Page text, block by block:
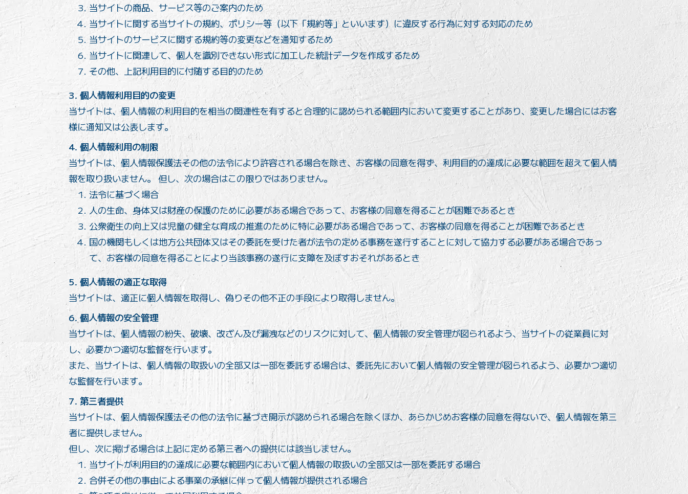
当サイトの商品、サービス等のご案内のため
当サイトに関する当サイトの規約、ポリシー等（以下「規約等」といいます）に違反する行為に対する対応のため
当サイトのサービスに関する規約等の変更などを通知するため
当サイトに関連して、個人を識別できない形式に加工した統計データを作成するため
その他、上記利用目的に付随する目的のため
3. 個人情報利用目的の変更
当サイトは、個人情報の利用目的を相当の関連性を有すると合理的に認められる範囲内において変更することがあり、変更した場合にはお客
様に通知又は公表します。
4. 個人情報利用の制限
当サイトは、個人情報保護法その他の法令により許容される場合を除き、お客様の同意を得ず、利用目的の達成に必要な範囲を超えて個人情
報を取り扱いません。 但し、次の場合はこの限りではありません。
法令に基づく場合
人の生命、身体又は財産の保護のために必要がある場合であって、お客様の同意を得ることが困難であるとき
公衆衛生の向上又は児童の健全な育成の推進のために特に必要がある場合であって、お客様の同意を得ることが困難であるとき
国の機関もしくは地方公共団体又はその委託を受けた者が法令の定める事務を遂行することに対して協力する必要がある場合であっ
て、お客様の同意を得ることにより当該事務の遂行に支障を及ぼすおそれがあるとき
5. 個人情報の適正な取得
当サイトは、適正に個人情報を取得し、偽りその他不正の手段により取得しません。
6. 個人情報の安全管理
当サイトは、個人情報の紛失、破壊、改ざん及び漏洩などのリスクに対して、個人情報の安全管理が図られるよう、当サイトの従業員に対
し、必要かつ適切な監督を行います。
また、当サイトは、個人情報の取扱いの全部又は一部を委託する場合は、委託先において個人情報の安全管理が図られるよう、必要かつ適切
な監督を行います。
7. 第三者提供
当サイトは、個人情報保護法その他の法令に基づき開示が認められる場合を除くほか、あらかじめお客様の同意を得ないで、個人情報を第三
者に提供しません。
但し、次に掲げる場合は上記に定める第三者への提供には該当しません。
当サイトが利用目的の達成に必要な範囲内において個人情報の取扱いの全部又は一部を委託する場合
合併その他の事由による事業の承継に伴って個人情報が提供される場合